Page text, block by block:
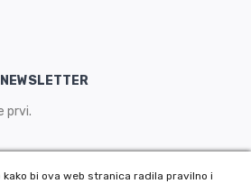
prvi.
bi ova web stranica radila pravilno i